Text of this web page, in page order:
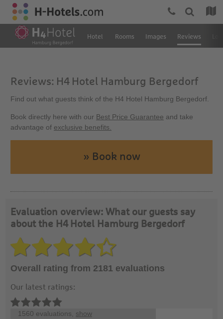
Hotel Rooms Images Reviews
Reviews: H4 Hotel Hamburg Bergedorf
Find out what guests think of the H4 Hotel Hamburg Bergedorf.
Book directly here with our Best Price Guarantee and take
advantage of exclusive benefits.
» Book now
Evaluation overview: What our guests say
about the H4 Hotel Hamburg Bergedorf
Overall rating from 2181 evaluations
Our latest ratings:
1560 evaluations, show